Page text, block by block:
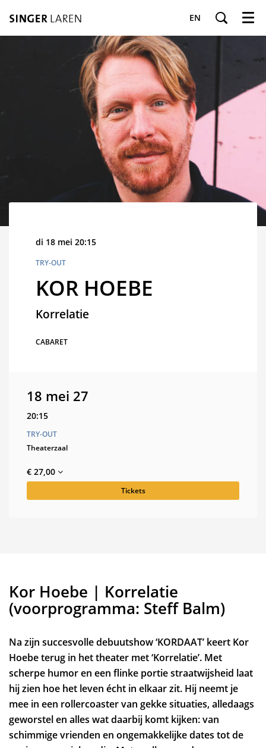
EN Menu
KOR HOEBE
Korrelatie
TRY-OUT
di 18 mei 20:15
CABARET
18 mei 27
20:15
TRY-OUT
Theaterzaal
€ 27,00
Tickets
Kor Hoebe | Korrelatie
(voorprogramma: Steff Balm)
Na zijn succesvolle debuutshow ‘KORDAAT’ keert Kor
Hoebe terug in het theater met ‘Korrelatie’. Met
scherpe humor en een flinke portie straatwijsheid laat
hij zien hoe het leven écht in elkaar zit. Hij neemt je
mee in een rollercoaster van gekke situaties, alledaags
geworstel en alles wat daarbij komt kijken: van
schimmige vrienden en ongemakkelijke dates tot de